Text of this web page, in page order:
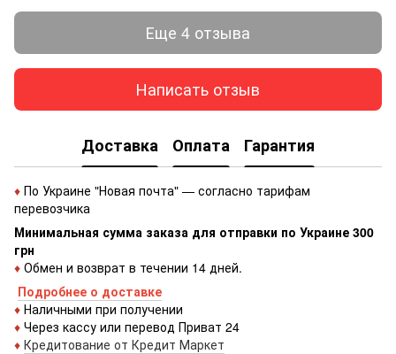
Еще 4 отзыва
Написать отзыв
Доставка Оплата Гарантия
♦ По Украине "Новая почта" — согласно тарифам
перевозчика
Минимальная сумма заказа для отправки по Украине 300
грн
♦ Обмен и возврат в течении 14 дней.
Подробнее о доставке
♦ Наличными при получении
♦ Через кассу или перевод Приват 24
♦ Кредитование от Кредит Маркет